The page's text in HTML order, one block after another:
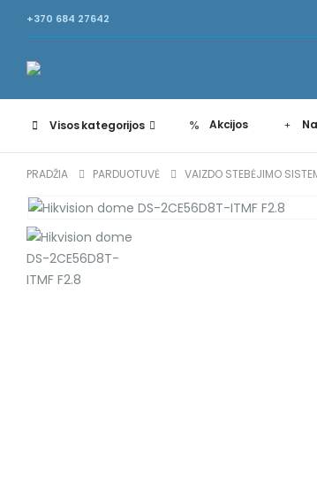
+370 684 27642
Visos kategorijos Akcijos
PRADŽIA PARDUOTUVĖ VAIZDO STEBĖJIMO